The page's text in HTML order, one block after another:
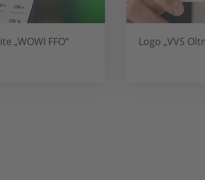
„WOWI FFO“ Logo „VVS